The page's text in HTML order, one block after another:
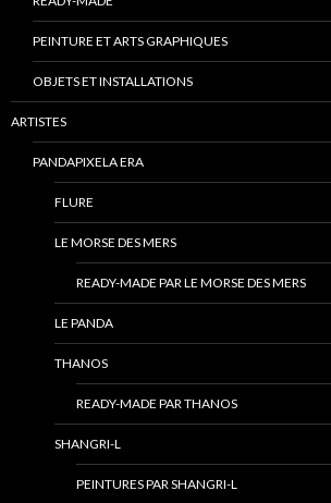
PEINTURE ET ARTS GRAPHIQUES
OBJETS ET INSTALLATIONS
ARTISTES
PANDAPIXELA ERA
FLURE
LE MORSE DES MERS
READY-MADE PAR LE MORSE DES MERS
LE PANDA
THANOS
READY-MADE PAR THANOS
SHANGRI-L
PEINTURES PAR SHANGRI-L